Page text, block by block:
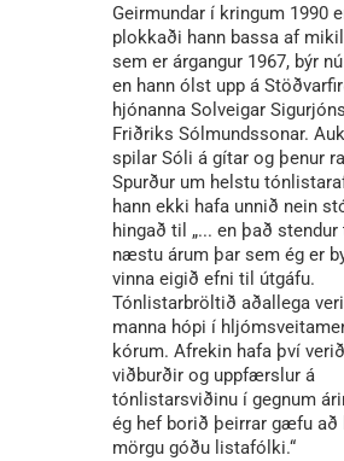
Geirmundar í kringum 1990
plokkaði hann bassa af
sem er árgangur 1967, býr
en hann ólst upp á
hjónanna Solveigar
Friðriks Sólmundssonar.
spilar Sóli á gítar og þenur
Spurður um helstu
hann ekki hafa unnið nein
hingað til „... en það
næstu árum þar sem ég er
vinna eigið efni til útgáfu.
Tónlistarbröltið aðallega
manna hópi í
kórum. Afrekin hafa því
viðburðir og uppfærslur á
tónlistarsviðinu í gegnum
ég hef borið þeirrar gæfu að
mörgu góðu listafólki.“